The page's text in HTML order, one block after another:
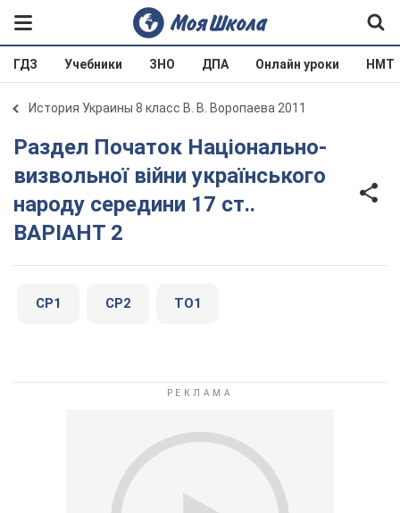
ГДЗ Учебники ЗНО ДПА Онлайн уроки НМТ
История Украины 8 класс В. В. Воропаева 2011
Раздел Початок Національно-
визвольної війни українського
народу середини 17 ст..
ВАРІАНТ 2
СР1 СР2 ТО1